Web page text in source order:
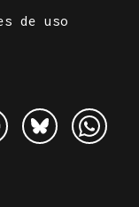
de uso